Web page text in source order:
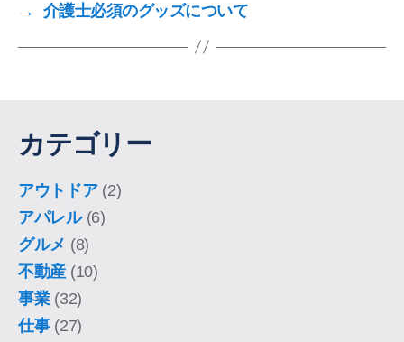
→
介護士必須のグッズについて
カテゴリー
アウトドア(2)
アパレル(6)
グルメ (8)
不動産 (10)
事業(32)
仕事(27)